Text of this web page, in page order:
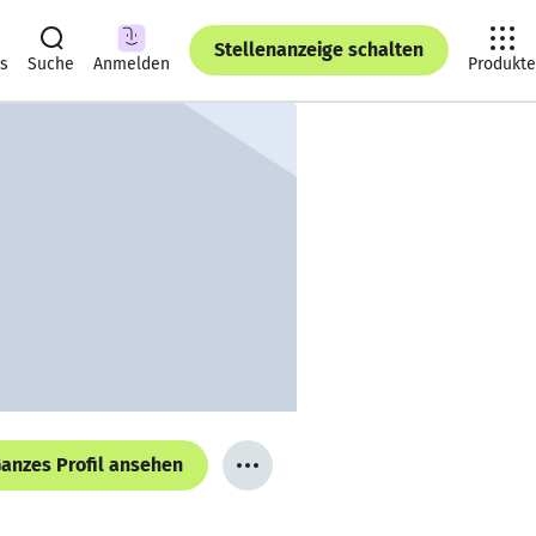
Suche Anmelden
Stellenanzeige schalten
Produkte
Profil ansehen